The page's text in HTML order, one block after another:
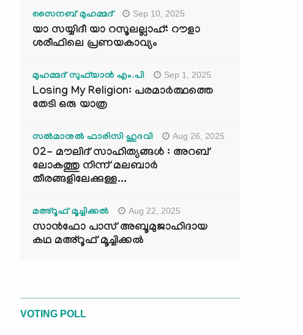
സൈനബ് മുഹമ്മദ് Sep 10, 2025
യാ സയ്യിദീ യാ റസൂലല്ലാഹ്: റൗളാ
ശരീഫിലെ പ്രണയകാവ്യം
മുഹമ്മദ് സുഫ്‌യാൻ എം.പി Sep 1, 2025
Losing My Religion: പരമാർത്ഥത്തെ
തേടി ഒരു യാത്ര
സൽമാനുൽ ഫാരിസി ഹുദവി Aug 26, 2025
02- മൗലിദ് സാഹിത്യങ്ങൾ : അറബ്
ലോകത്തു നിന്ന് മലബാർ
തീരങ്ങളിലേക്കുള്ള...
മഅ്റൂഫ് മൂച്ചിക്കല്‍ Aug 22, 2025
സാൻഫോ പാസ് അബൂമുജാഹിദായ
കഥ മഅ്റൂഫ് മൂച്ചിക്കല്‍
VOTING POLL